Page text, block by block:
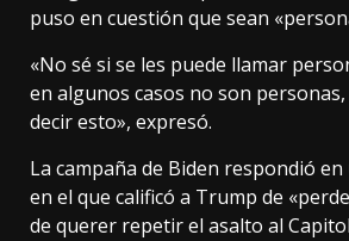
puso en cuestión que sean
«No sé si se les puede llamar
en algunos casos no son
decir esto», expresó.
La campaña de Biden respondió
en el que calificó a Trump de
de querer repetir el asalto al